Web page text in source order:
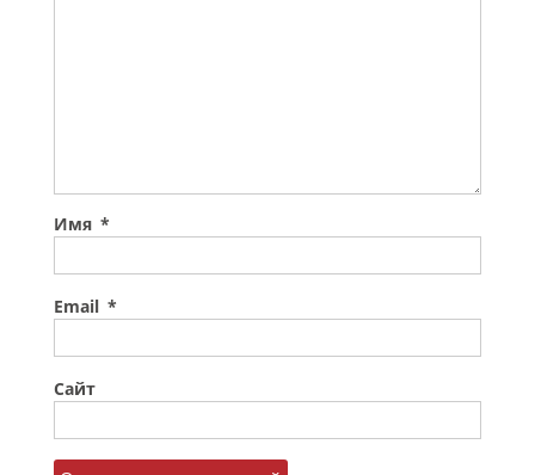
Имя *
Email *
Сайт